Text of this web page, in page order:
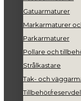
Gatuarmaturer
Markarmaturer
Parkarmaturer
Pollare och
Strålkastare
Tak- och
Tillbehör/